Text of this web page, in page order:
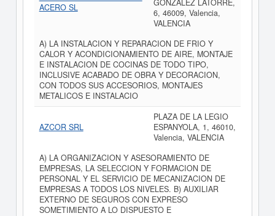
ACERO SL
GONZALEZ LATORRE,
6, 46009, Valencia,
VALENCIA
A) LA INSTALACION Y REPARACION DE FRIO Y
CALOR Y ACONDICIONAMIENTO DE AIRE, MONTAJE
E INSTALACION DE COCINAS DE TODO TIPO,
INCLUSIVE ACABADO DE OBRA Y DECORACION,
CON TODOS SUS ACCESORIOS, MONTAJES
METALICOS E INSTALACIO
AZCOR SRL
PLAZA DE LA LEGIO
ESPANYOLA, 1, 46010,
Valencia, VALENCIA
A) LA ORGANIZACION Y ASESORAMIENTO DE
EMPRESAS, LA SELECCION Y FORMACION DE
PERSONAL Y EL SERVICIO DE MECANIZACION DE
EMPRESAS A TODOS LOS NIVELES. B) AUXILIAR
EXTERNO DE SEGUROS CON EXPRESO
SOMETIMIENTO A LO DISPUESTO E